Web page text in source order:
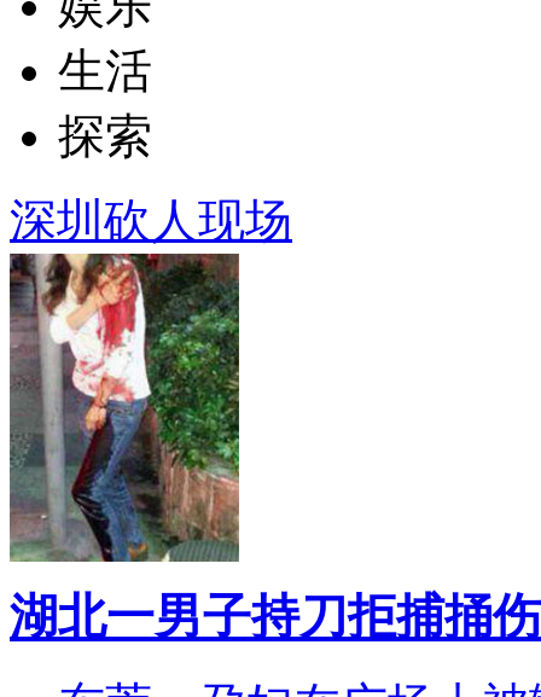
生活
探索
深圳砍人现场
湖北一男子持刀拒捕捅